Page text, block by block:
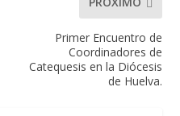
Primer Encuentro de
Coordinadores de
Catequesis en la Diócesis
de Huelva.